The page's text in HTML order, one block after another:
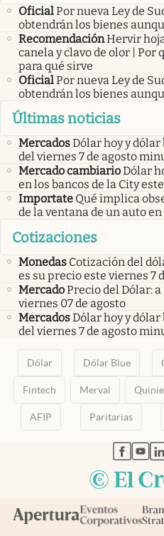
OficialPor nueva Ley de
obtendrán los bienes
RecomendaciónHervir
canela y clavo de olor | Por
para qué sirve
OficialPor nueva Ley de
obtendrán los bienes
Últimas noticias
MercadosDólar hoy y dólar
del viernes 7 de agosto
Mercado cambiarioDólar
en los bancos de la City
Importate Qué implica
de la ventana de un auto
Cotizaciones
Monedas Cotización del
es su precio este viernes 7
MercadoPrecio del Dólar:
viernes 07 de agosto
MercadosDólar hoy y dólar
del viernes 7 de agosto
Dólar Dólar Blue
Fintech Merval
AFIP Paritarias
abre